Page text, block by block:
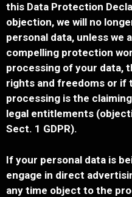
this Data Protection
objection, we will no
personal data, unless we
compelling protection
processing of your data,
rights and freedoms or if
processing is the
legal entitlements
Sect. 1 GDPR).
If your personal data is
engage in direct
any time object to the